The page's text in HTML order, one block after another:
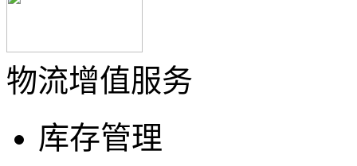
物流增值服务
库存管理